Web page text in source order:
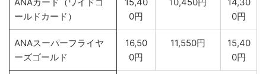
ールドカード）
0円
0円
ANAスーパーフライヤ
ーズゴールド
16,50
0円
11,550円
15,40
0円